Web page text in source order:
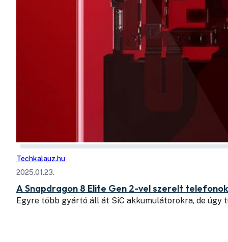
Techkalauz.hu
2025.01.23.
A Snapdragon 8 Elite Gen 2-vel szerelt
Egyre több gyártó áll át SiC akkumulátorokra, de úgy